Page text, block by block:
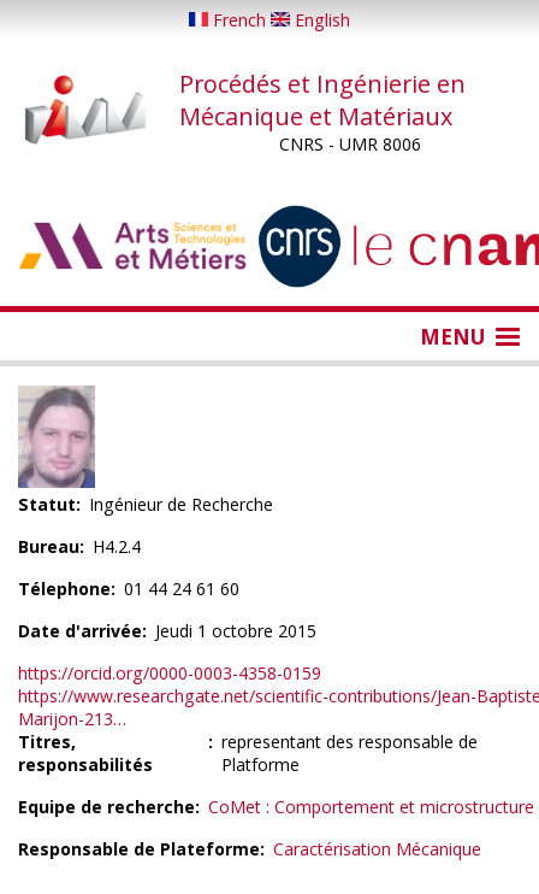
principal
French English
Procédés et Ingénierie en
Mécanique et Matériaux
CNRS - UMR 8006
MENU
Statut
Ingénieur de Recherche
Bureau
H4.2.4
Télephone
01 44 24 61 60
Date d'arrivée
Jeudi 1 octobre 2015
https://orcid.org/0000-0003-4358-0159
https://www.researchgate.net/scientific-contributions/Jean-
Marijon-213…
Titres,
responsabilités
representant des responsable de
Platforme
Equipe de recherche
CoMet : Comportement et microstructure
Responsable de Plateforme
Caractérisation Mécanique